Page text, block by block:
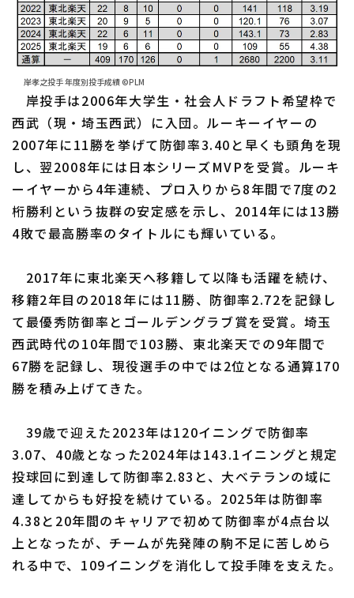
岸孝之投手 年度別投手成績 ©PLM
岸投手は2006年大学生・社会人ドラフト希望枠で
西武（現・埼玉西武）に入団。ルーキーイヤーの
2007年に11勝を挙げて防御率3.40と早くも頭角を現
し、翌2008年には日本シリーズMVPを受賞。ルーキ
ーイヤーから4年連続、プロ入りから8年間で7度の2
桁勝利という抜群の安定感を示し、2014年には13勝
4敗で最高勝率のタイトルにも輝いている。
2017年に東北楽天へ移籍して以降も活躍を続け、
移籍2年目の2018年には11勝、防御率2.72を記録し
て最優秀防御率とゴールデングラブ賞を受賞。埼玉
西武時代の10年間で103勝、東北楽天での9年間で
67勝を記録し、現役選手の中では2位となる通算170
勝を積み上げてきた。
39歳で迎えた2023年は120イニングで防御率
3.07、40歳となった2024年は143.1イニングと規定
投球回に到達して防御率2.83と、大ベテランの域に
達してからも好投を続けている。2025年は防御率
4.38と20年間のキャリアで初めて防御率が4点台以
上となったが、チームが先発陣の駒不足に苦しめら
れる中で、109イニングを消化して投手陣を支えた。